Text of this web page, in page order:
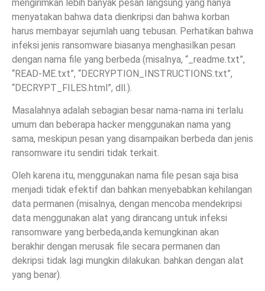
mengirimkan lebih banyak pesan langsung yang hanya
menyatakan bahwa data dienkripsi dan bahwa korban
harus membayar sejumlah uang tebusan. Perhatikan bahwa
infeksi jenis ransomware biasanya menghasilkan pesan
dengan nama file yang berbeda (misalnya, “_readme.txt”,
“READ-ME.txt”, “DECRYPTION_INSTRUCTIONS.txt”,
“DECRYPT_FILES.html”, dll.).
Masalahnya adalah sebagian besar nama-nama ini terlalu
umum dan beberapa hacker menggunakan nama yang
sama, meskipun pesan yang disampaikan berbeda dan jenis
ransomware itu sendiri tidak terkait.
Oleh karena itu, menggunakan nama file pesan saja bisa
menjadi tidak efektif dan bahkan menyebabkan kehilangan
data permanen (misalnya, dengan mencoba mendekripsi
data menggunakan alat yang dirancang untuk infeksi
ransomware yang berbeda,anda kemungkinan akan
berakhir dengan merusak file secara permanen dan
dekripsi tidak lagi mungkin dilakukan. bahkan dengan alat
yang benar).